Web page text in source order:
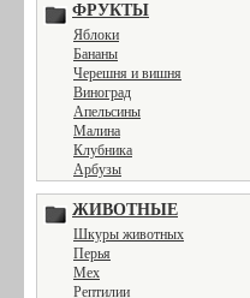
ФРУКТЫ
Яблоки
Бананы
Черешня и вишня
Виноград
Апельсины
Малина
Клубника
Арбузы
ЖИВОТНЫЕ
Шкуры животных
Перья
Мех
Рептилии